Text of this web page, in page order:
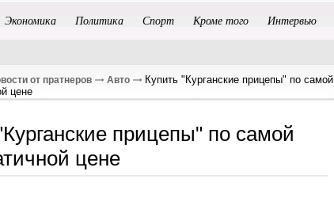
Экономика Политика Спорт Кроме того Интервью
от пратнеров Авто
Купить "Курганские прицепы" по самой
цене
прицепы" по самой
цене